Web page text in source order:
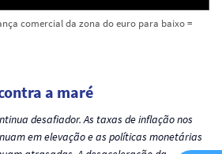
comercial da zona do euro para baixo =
a maré
desafiador. As taxas de inflação nos
em elevação e as políticas monetárias